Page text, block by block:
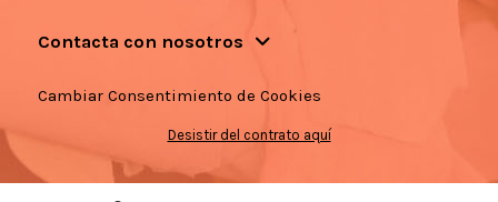
Contacta con nosotros
Cambiar Consentimiento de Cookies
Desistir del contrato aquí